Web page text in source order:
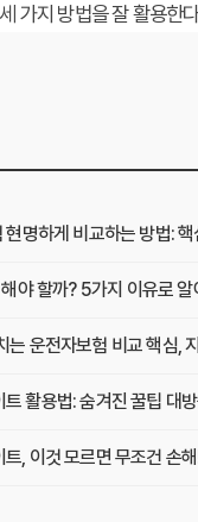
가지 방법을 잘 활용
명하게 비교하는 방법: 핵
야 할까? 5가지 이유로
는 운전자보험 비교 핵심,
활용법: 숨겨진 꿀팁 대
, 이것 모르면 무조건 손